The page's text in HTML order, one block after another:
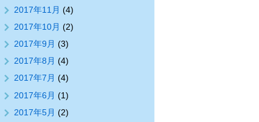
2017年11月 (4)
2017年10月 (2)
2017年9月 (3)
2017年8月 (4)
2017年7月 (4)
2017年6月 (1)
2017年5月 (2)